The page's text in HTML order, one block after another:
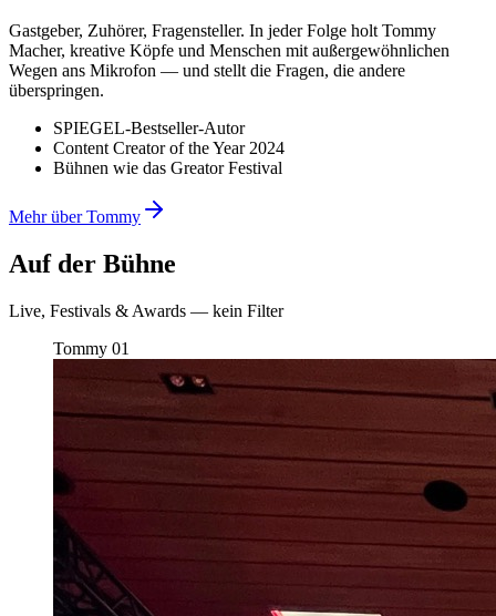
Gastgeber, Zuhörer, Fragensteller. In jeder Folge holt Tommy
Macher, kreative Köpfe und Menschen mit außergewöhnlichen
Wegen ans Mikrofon — und stellt die Fragen, die andere
überspringen.
SPIEGEL-Bestseller-Autor
Content Creator of the Year 2024
Bühnen wie das Greator Festival
Mehr über Tommy
Auf der Bühne
Live, Festivals & Awards — kein Filter
Tommy 01